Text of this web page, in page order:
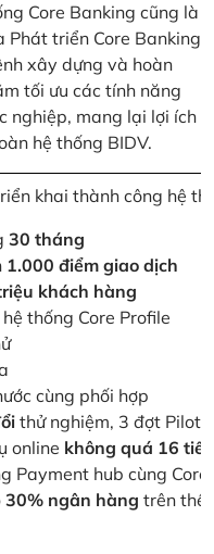
Core Banking cũng là
triển Core Banking
xây dựng và hoàn
tối ưu các tính năng
nghiệp, mang lại lợi ích
hệ thống BIDV.
khai thành công hệ
30 tháng
1.000 điểm giao dịch
khách hàng
thống Core Profile
cùng phối hợp
thử nghiệm, 3 đợt Pilot
online không quá 16
Payment hub cùng
30% ngân hàng trên thế